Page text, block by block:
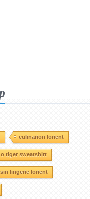
culinarion lorient
tiger sweatshirt
lingerie lorient